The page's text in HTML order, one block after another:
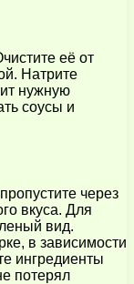
её от
Натрите
нужную
соусы и
через
вкуса. Для
вид.
в зависимости
ингредиенты
потерял